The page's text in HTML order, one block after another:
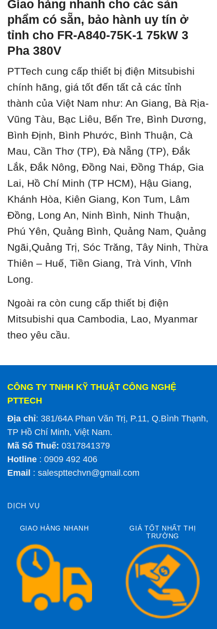
Giao hàng nhanh cho các sản
phẩm có sẵn, bảo hành uy tín ở
tỉnh cho FR-A840-75K-1 75kW 3
Pha 380V
PTTech cung cấp thiết bị điện Mitsubishi
chính hãng, giá tốt đến tất cả các tỉnh
thành của Việt Nam như: An Giang, Bà Rịa-
Vũng Tàu, Bạc Liêu, Bến Tre, Bình Dương,
Bình Định, Bình Phước, Bình Thuận, Cà
Mau, Cần Thơ (TP), Đà Nẵng (TP), Đắk
Lắk, Đắk Nông, Đồng Nai, Đồng Tháp, Gia
Lai, Hồ Chí Minh (TP HCM), Hậu Giang,
Khánh Hòa, Kiên Giang, Kon Tum, Lâm
Đồng, Long An, Ninh Bình, Ninh Thuận,
Phú Yên, Quảng Bình, Quảng Nam, Quảng
Ngãi,Quảng Trị, Sóc Trăng, Tây Ninh, Thừa
Thiên – Huế, Tiền Giang, Trà Vinh, Vĩnh
Long.
Ngoài ra còn cung cấp thiết bị điện
Mitsubishi qua Cambodia, Lao, Myanmar
theo yêu cầu.
CÔNG TY TNHH KỸ THUẬT CÔNG NGHỆ
PTTECH
Địa chỉ: 381/64A Phan Văn Trị, P.11, Q.Bình Thạnh,
TP Hồ Chí Minh, Việt Nam.
Mã Số Thuế: 0317841379
Hotline : 0909 492 406
Email : salespttechvn@gmail.com
DỊCH VỤ
GIAO HÀNG NHANH
GIÁ TỐT NHẤT THỊ
TRƯỜNG